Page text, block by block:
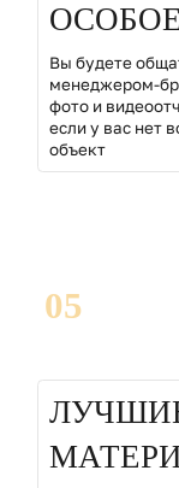
Вы будете
менеджером-
фото и
если у вас нет
объект
05